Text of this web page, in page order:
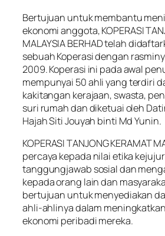
Bertujuan untuk membantu
ekonomi anggota, KOPERASI
MALAYSIA BERHAD telah
sebuah Koperasi dengan
2009. Koperasi ini pada awal
mempunyai 50 ahli yang terdiri
kakitangan kerajaan, swasta,
suri rumah dan diketuai oleh
Hajah Siti Jouyah binti Md Yunin.
KOPERASI TANJONG KERAMAT
percaya kepada nilai etika
tanggungjawab sosial dan
kepada orang lain dan
bertujuan untuk menyediakan
ahli-ahlinya dalam
ekonomi peribadi mereka.